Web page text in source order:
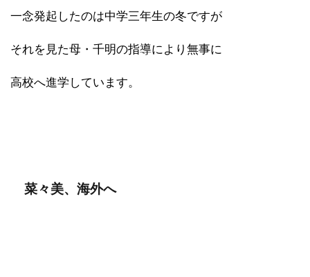
一念発起したのは中学三年生の冬ですが
それを見た母・千明の指導により無事に
高校へ進学しています。
菜々美、海外へ